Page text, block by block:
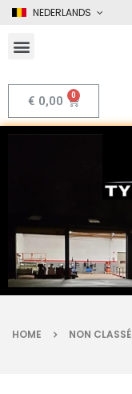
NEDERLANDS
€ 0,00
HOME NON CLASSÉ